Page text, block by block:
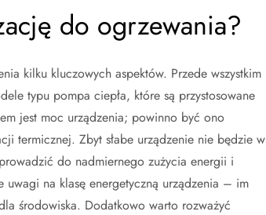
do ogrzewania?
kilku kluczowych aspektów. Przede wszystkim
typu pompa ciepła, które są przystosowane
jest moc urządzenia; powinno być ono
termicznej. Zbyt słabe urządzenie nie będzie w
do nadmiernego zużycia energii i
uwagi na klasę energetyczną urządzenia – im
środowiska. Dodatkowo warto rozważyć